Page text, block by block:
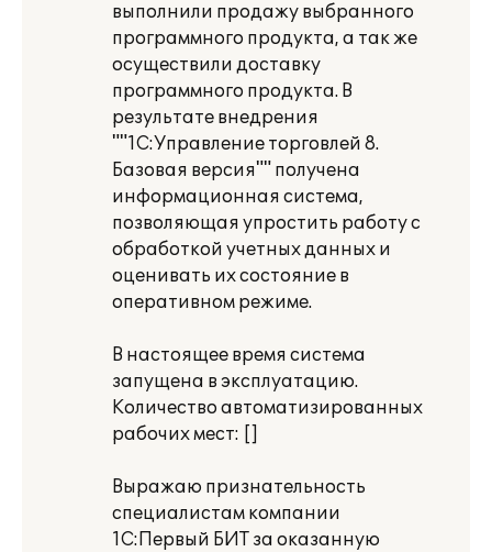
выполнили продажу выбранного
программного продукта, а так же
осуществили доставку
программного продукта. В
результате внедрения
""1С:Управление торговлей 8.
Базовая версия"" получена
информационная система,
позволяющая упростить работу с
обработкой учетных данных и
оценивать их состояние в
оперативном режиме.
В настоящее время система
запущена в эксплуатацию.
Количество автоматизированных
рабочих мест: [ ]
Выражаю признательность
специалистам компании
1С:Первый БИТ за оказанную